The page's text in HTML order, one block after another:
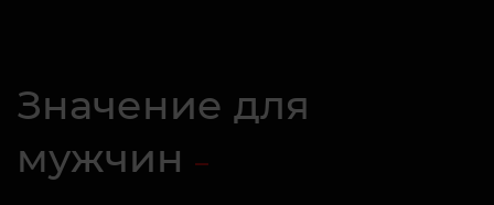
Значение для
мужчин